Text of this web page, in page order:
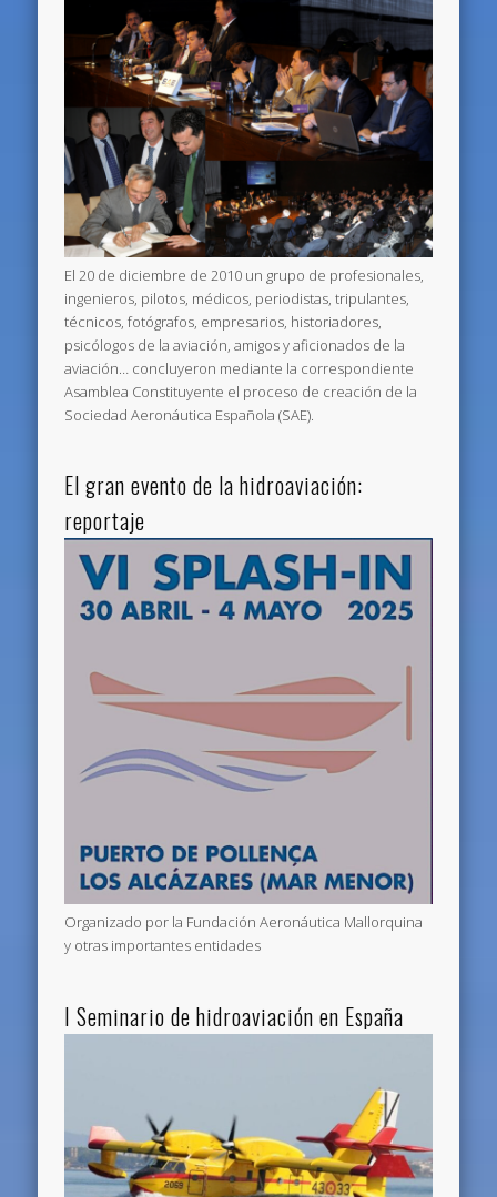
El 20 de diciembre de 2010 un grupo de profesionales,
ingenieros, pilotos, médicos, periodistas, tripulantes,
técnicos, fotógrafos, empresarios, historiadores,
psicólogos de la aviación, amigos y aficionados de la
aviación… concluyeron mediante la correspondiente
Asamblea Constituyente el proceso de creación de la
Sociedad Aeronáutica Española (SAE).
El gran evento de la hidroaviación:
reportaje
Organizado por la Fundación Aeronáutica Mallorquina
y otras importantes entidades
I Seminario de hidroaviación en España